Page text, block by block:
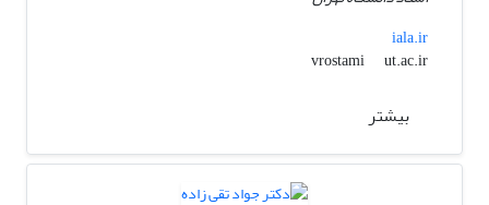
iala.ir
vrostami
ut.ac.ir
بیشتر